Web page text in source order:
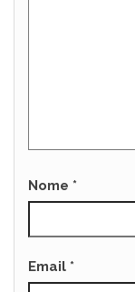
Nome *
Email *